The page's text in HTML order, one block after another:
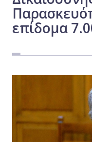
επίδομα